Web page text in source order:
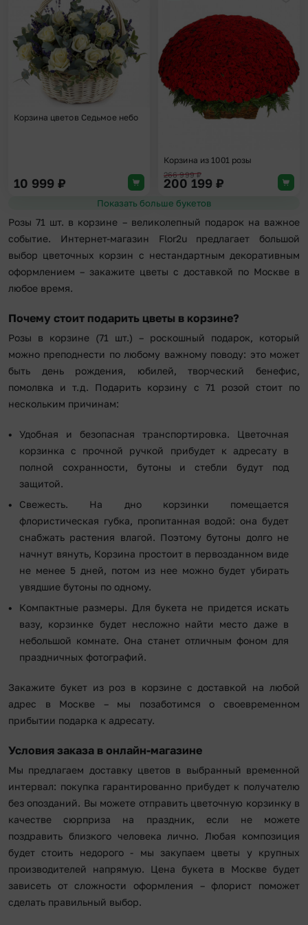
Корзина цветов Седьмое небо
10 999 ₽
Корзина из 1001 розы
266 999₽
200 199 ₽
Показать больше букетов
Розы 71 шт. в корзине – великолепный подарок на важное
событие. Интернет-магазин Flor2u предлагает большой
выбор цветочных корзин с нестандартным декоративным
оформлением – закажите цветы с доставкой по Москве в
любое время.
Почему стоит подарить цветы в корзине?
Розы в корзине (71 шт.) – роскошный подарок, который
можно преподнести по любому важному поводу: это может
быть день рождения, юбилей, творческий бенефис,
помолвка и т.д. Подарить корзину с 71 розой стоит по
нескольким причинам:
Удобная и безопасная транспортировка. Цветочная
корзинка с прочной ручкой прибудет к адресату в
полной сохранности, бутоны и стебли будут под
защитой.
Свежесть. На дно корзинки помещается
флористическая губка, пропитанная водой: она будет
снабжать растения влагой. Поэтому бутоны долго не
начнут вянуть, Корзина простоит в первозданном виде
не менее 5 дней, потом из нее можно будет убирать
увядшие бутоны по одному.
Компактные размеры. Для букета не придется искать
вазу, корзинке будет несложно найти место даже в
небольшой комнате. Она станет отличным фоном для
праздничных фотографий.
Закажите букет из роз в корзине с доставкой на любой
адрес в Москве – мы позаботимся о своевременном
прибытии подарка к адресату.
Условия заказа в онлайн-магазине
Мы предлагаем доставку цветов в выбранный временной
интервал: покупка гарантированно прибудет к получателю
без опозданий. Вы можете отправить цветочную корзинку в
качестве сюрприза на праздник, если не можете
поздравить близкого человека лично. Любая композиция
будет стоить недорого - мы закупаем цветы у крупных
производителей напрямую. Цена букета в Москве будет
зависеть от сложности оформления – флорист поможет
сделать правильный выбор.